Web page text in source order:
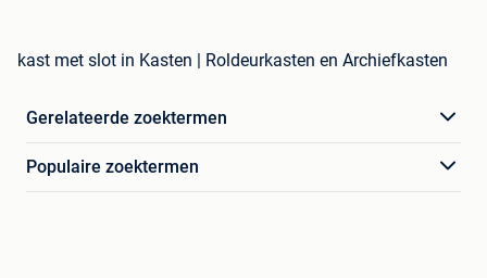
kast met slot in Kasten | Roldeurkasten en Archiefkasten
Gerelateerde zoektermen
Populaire zoektermen